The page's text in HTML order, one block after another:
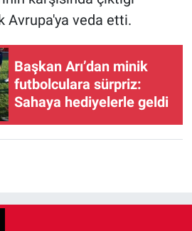
Avrupa'ya veda etti.
Başkan Arı’dan minik
futbolculara sürpriz:
Sahaya hediyelerle geldi